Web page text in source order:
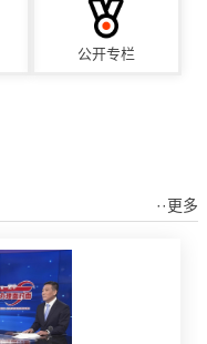
公开专栏
··更多